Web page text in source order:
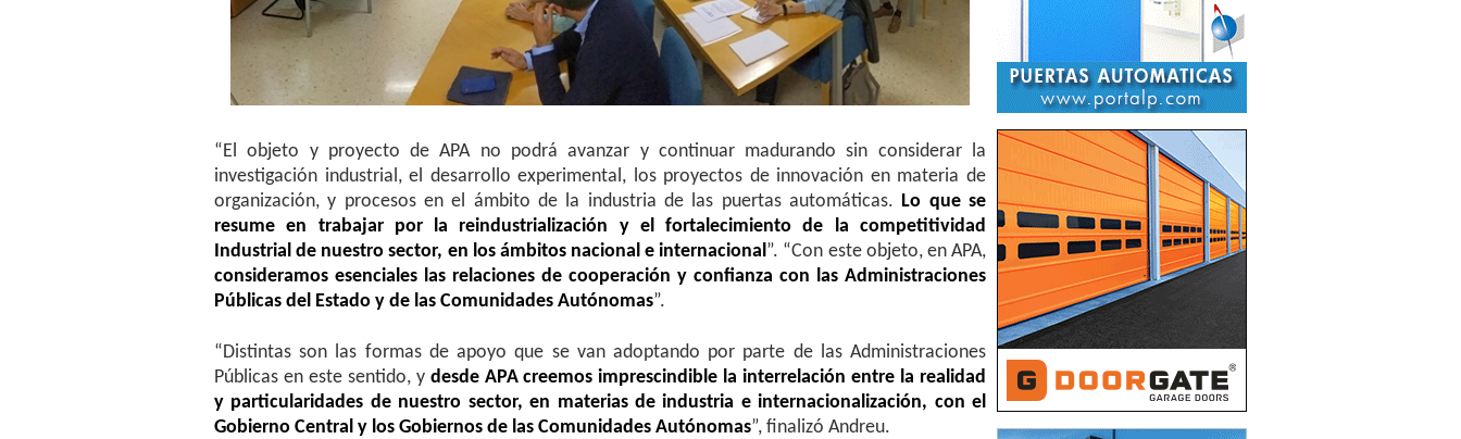
“El objeto y proyecto de APA no podrá avanzar y continuar madurando sin considerar la
investigación industrial, el desarrollo experimental, los proyectos de innovación en materia de
organización, y procesos en el ámbito de la industria de las puertas automáticas. Lo que se
resume en trabajar por la reindustrialización y el fortalecimiento de la competitividad
Industrial de nuestro sector, en los ámbitos nacional e internacional”. “Con este objeto, en APA,
consideramos esenciales las relaciones de cooperación y confianza con las Administraciones
Públicas del Estado y de las Comunidades Autónomas”.
“Distintas son las formas de apoyo que se van adoptando por parte de las Administraciones
Públicas en este sentido, y desde APA creemos imprescindible la interrelación entre la realidad
y particularidades de nuestro sector, en materias de industria e internacionalización, con el
Gobierno Central y los Gobiernos de las Comunidades Autónomas”, finalizó Andreu.